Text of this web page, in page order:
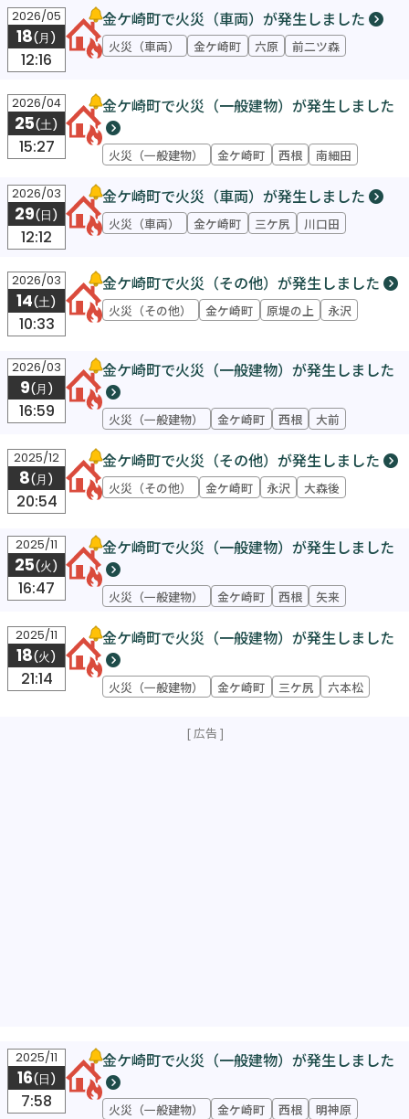
2026/05
18(月)
12:16
金ケ崎町で火災（車両）が発生しました
火災（車両） 金ケ崎町 六原 前二ツ森
2026/04
25(土)
15:27
金ケ崎町で火災（一般建物）が発生しました
火災（一般建物） 金ケ崎町 西根 南細田
2026/03
29(日)
12:12
金ケ崎町で火災（車両）が発生しました
火災（車両） 金ケ崎町 三ケ尻 川口田
2026/03
14(土)
10:33
金ケ崎町で火災（その他）が発生しました
火災（その他） 金ケ崎町 原堤の上 永沢
2026/03
9(月)
16:59
金ケ崎町で火災（一般建物）が発生しました
火災（一般建物） 金ケ崎町 西根 大前
2025/12
8(月)
20:54
金ケ崎町で火災（その他）が発生しました
火災（その他） 金ケ崎町 永沢 大森後
2025/11
25(火)
16:47
金ケ崎町で火災（一般建物）が発生しました
火災（一般建物） 金ケ崎町 西根 矢来
2025/11
18(火)
21:14
金ケ崎町で火災（一般建物）が発生しました
火災（一般建物） 金ケ崎町 三ケ尻 六本松
2025/11
16(日)
7:58
金ケ崎町で火災（一般建物）が発生しました
火災（一般建物） 金ケ崎町 西根 明神原